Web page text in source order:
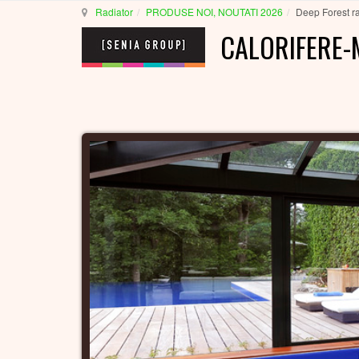
Radiator PRODUSE NOI, NOUTATI 2026 Deep Forest